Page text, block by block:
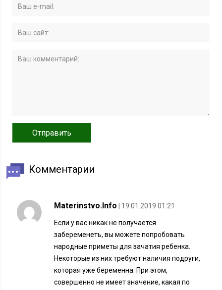
Комментарии
Materinstvo.Info | 19.01.2019 01:21
Если у вас никак не получается
забеременеть, вы можете попробовать
народные приметы для зачатия ребенка.
Некоторые из них требуют наличия подруги,
которая уже беременна. При этом,
совершенно не имеет значение, какая по